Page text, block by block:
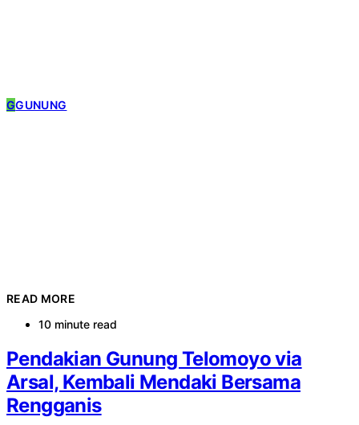
GGUNUNG
READ MORE
10 minute read
Pendakian Gunung Telomoyo via
Arsal, Kembali Mendaki Bersama
Rengganis